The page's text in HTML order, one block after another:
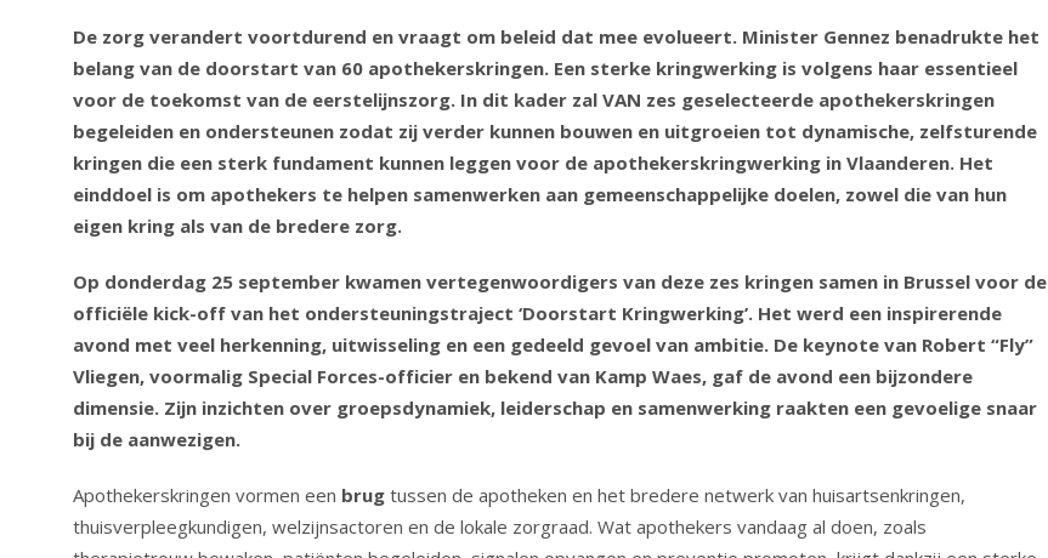
De zorg verandert voortdurend en vraagt om beleid dat mee evolueert. Minister Gennez benadrukte het
belang van de doorstart van 60 apothekerskringen. Een sterke kringwerking is volgens haar essentieel
voor de toekomst van de eerstelijnszorg. In dit kader zal VAN zes geselecteerde apothekerskringen
begeleiden en ondersteunen zodat zij verder kunnen bouwen en uitgroeien tot dynamische, zelfsturende
kringen die een sterk fundament kunnen leggen voor de apothekerskringwerking in Vlaanderen. Het
einddoel is om apothekers te helpen samenwerken aan gemeenschappelijke doelen, zowel die van hun
eigen kring als van de bredere zorg.
Op donderdag 25 september kwamen vertegenwoordigers van deze zes kringen samen in Brussel voor de
officiële kick-off van het ondersteuningstraject ‘Doorstart Kringwerking’. Het werd een inspirerende
avond met veel herkenning, uitwisseling en een gedeeld gevoel van ambitie. De keynote van Robert “Fly”
Vliegen, voormalig Special Forces-officier en bekend van Kamp Waes, gaf de avond een bijzondere
dimensie. Zijn inzichten over groepsdynamiek, leiderschap en samenwerking raakten een gevoelige snaar
bij de aanwezigen.
Apothekerskringen vormen een brug tussen de apotheken en het bredere netwerk van huisartsenkringen,
thuisverpleegkundigen, welzijnsactoren en de lokale zorgraad. Wat apothekers vandaag al doen, zoals